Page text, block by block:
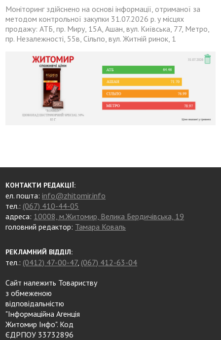
Моніторинг здійснено на основі інформації, отриманої за
методом контрольної закупки 31.07.2026 р. у місцях
продажу: АТБ, пр. Миру, 15А, Ашан, вул. Київська, 77, Метро,
пр. Незалежності, 55в, Сільпо, вул. Житній ринок, 1
КОНТАКТИ РЕДАКЦІЇ:
ел. пошта:info@zhitomir.info
тел.: (067) 410-44-05
адреса: 10008, м.Житомир, Велика Бердичівська, 19
головний редактор: Тамара Коваль
РЕКЛАМНИЙ ВІДДІЛ:
тел.: (0412) 47-00-47, (067) 412-63-04
Сайт належить Товариству
з обмеженою
відповідальністю
"Інформаційна Агенція
Житомир Інфо". Код
ЄДРПОУ 33732896